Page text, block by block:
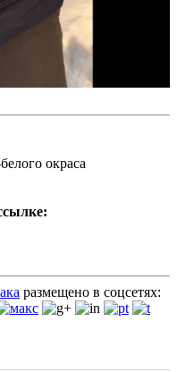
окраса
размещено в соцсетях: